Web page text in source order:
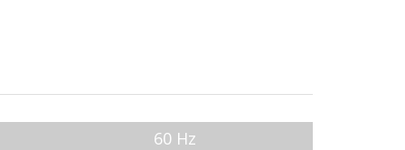
60 Hz